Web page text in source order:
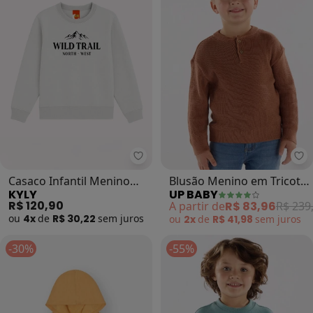
Kyly - Casaco Infantil Menino
Casaco Infantil Menino
Lettering (Cinza)
KYLY
R$ 120,90
ou 4x de R$ 30,22 sem juros
Blusão Menino em Tricot
(Marrom)
UP BABY
A partir deR$ 83,96R$
ou 2x de R$ 41,98 sem juros
-30% -55%